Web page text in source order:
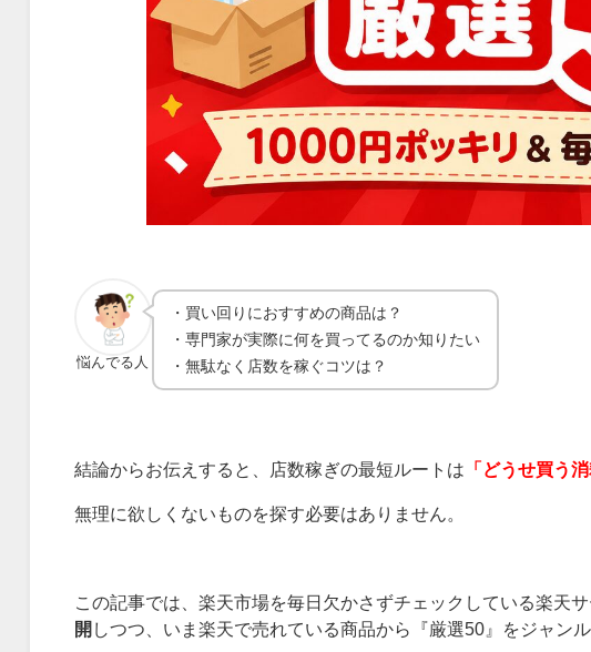
悩んでる人
・買い回りにおすすめの商品は？
・専門家が実際に何を買ってるのか知りたい
・無駄なく店数を稼ぐコツは？
結論からお伝えすると、店数稼ぎの最短ルートは 「どうせ買う
無理に欲しくないものを探す必要はありません。
この記事では、楽天市場を毎日欠かさずチェックしている楽天サ
開 しつつ、いま楽天で売れている商品から『厳選50』をジャンル